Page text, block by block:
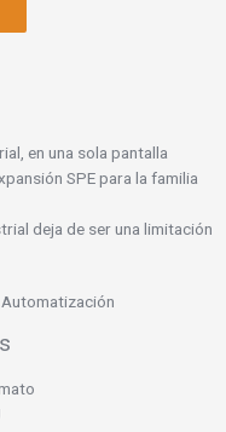
en una sola pantalla
SPE para la familia
deja de ser una limitación